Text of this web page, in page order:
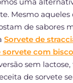
Mesmo aqueles
de sabores
Sorvete de
sorvete com
sem lactose,
de sorvete